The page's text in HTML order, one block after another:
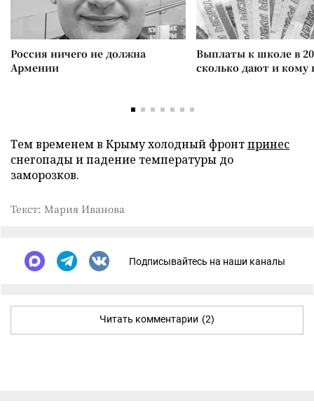
Россия ничего не должна
Армении
Выплаты к школе в
сколько дают и
Тем временем в Крыму холодный фронтпринес
снегопады и падение температуры до
заморозков.
Текст: Мария Иванова
Подписывайтесь на наши каналы
Читать комментарии (2)